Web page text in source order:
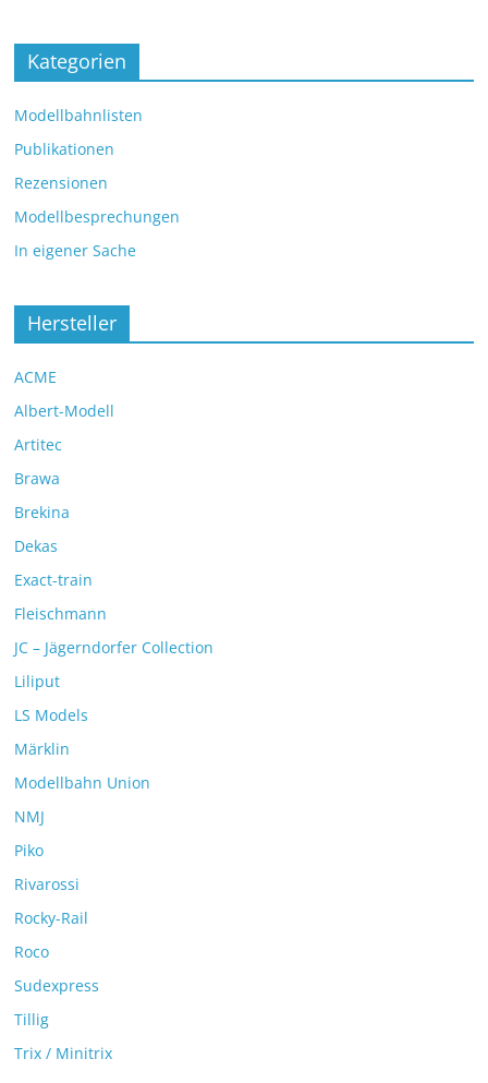
Kategorien
Modellbahnlisten
Publikationen
Rezensionen
Modellbesprechungen
In eigener Sache
Hersteller
ACME
Albert-Modell
Artitec
Brawa
Brekina
Dekas
Exact-train
Fleischmann
JC – Jägerndorfer Collection
Liliput
LS Models
Märklin
Modellbahn Union
NMJ
Piko
Rivarossi
Rocky-Rail
Roco
Sudexpress
Tillig
Trix / Minitrix